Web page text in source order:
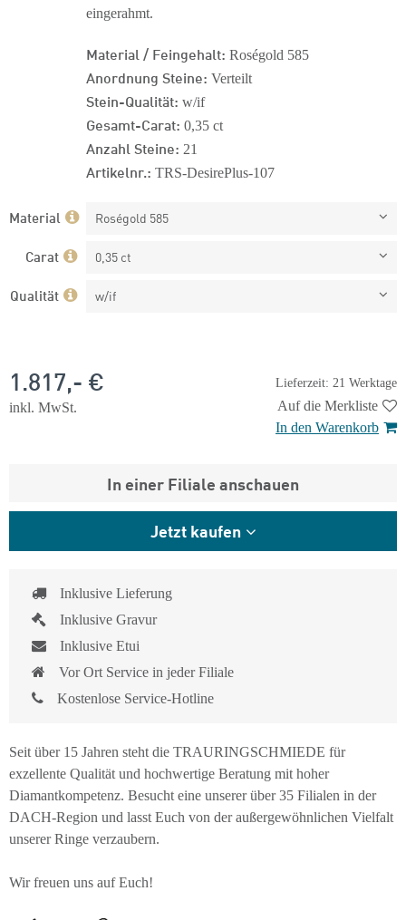
eingerahmt.
Material / Feingehalt: Roségold 585
Anordnung Steine: Verteilt
Stein-Qualität: w/if
Gesamt-Carat: 0,35 ct
Anzahl Steine: 21
Artikelnr.: TRS-DesirePlus-107
Material Roségold 585
Carat 0,35 ct
Qualität w/if
Lieferzeit: 21 Werktage
1.817,- €
inkl. MwSt.
Auf die Merkliste
In den Warenkorb
In einer Filiale anschauen
Jetzt kaufen
Inklusive Lieferung
Inklusive Gravur
Inklusive Etui
Vor Ort Service in jeder Filiale
Kostenlose Service-Hotline
Seit über 15 Jahren steht die TRAURINGSCHMIEDE für
exzellente Qualität und hochwertige Beratung mit hoher
Diamantkompetenz. Besucht eine unserer über 35 Filialen in der
DACH-Region und lasst Euch von der außergewöhnlichen Vielfalt
unserer Ringe verzaubern.
Wir freuen uns auf Euch!